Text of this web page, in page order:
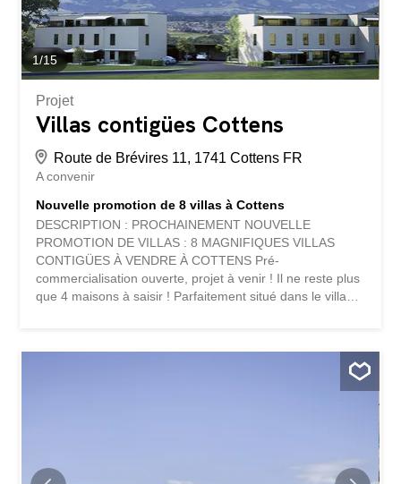
1/15
Projet
Villas contigües Cottens
Route de Brévires 11, 1741 Cottens FR
A convenir
Nouvelle promotion de 8 villas à Cottens
DESCRIPTION : PROCHAINEMENT NOUVELLE
PROMOTION DE VILLAS : 8 MAGNIFIQUES VILLAS
CONTIGÜES À VENDRE À COTTENS Pré-
commercialisation ouverte, projet à venir ! Il ne reste plus
que 4 maisons à saisir ! Parfaitement situé dans le village
d'un cadre de vie exceptionnel pour la région, à proximité
directe de toutes les commodités. Ce beau projet de vie
vous apporteront tout le confort nécessaire. Le choix du